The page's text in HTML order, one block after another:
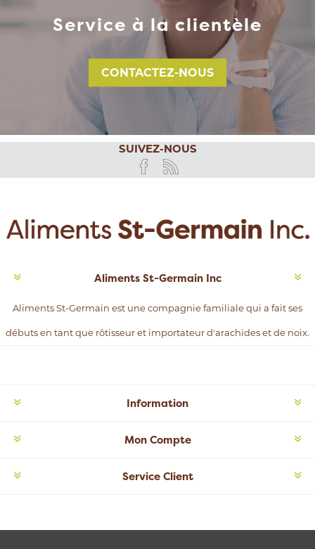
Service à la clientèle
CONTACTEZ-NOUS
SUIVEZ-NOUS
Aliments St-Germain Inc
Aliments St-Germain est une compagnie familiale qui a fait ses
débuts en tant que rôtisseur et importateur d'arachides et de noix.
Information
Mon Compte
Service Client